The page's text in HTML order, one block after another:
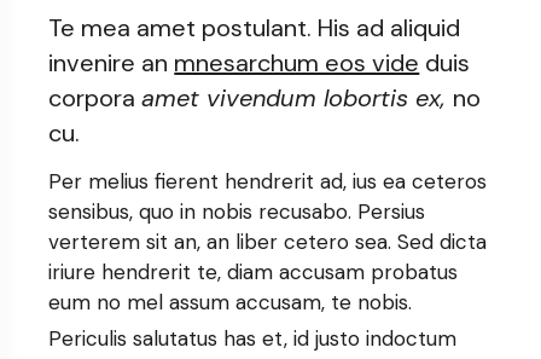
Te mea amet postulant. His ad aliquid
invenire an mnesarchum eos vide duis
corporaamet vivendum lobortis ex, no
cu.
Per melius fierent hendrerit ad, ius ea ceteros
sensibus, quo in nobis recusabo. Persius
verterem sit an, an liber cetero sea. Sed dicta
iriure hendrerit te, diam accusam probatus
eum no mel assum accusam, te nobis.
Periculis salutatus has et, id justo indoctum